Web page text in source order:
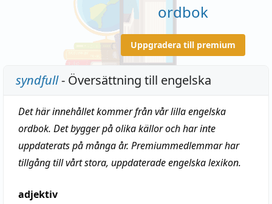
ordbok
Uppgradera till premium
syndfull- Översättning till engelska
Det här innehållet kommer från vår lilla engelska
ordbok. Det bygger på olika källor och har inte
uppdaterats på många år. Premiummedlemmar har
tillgång till vårt stora, uppdaterade engelska lexikon.
adjektiv